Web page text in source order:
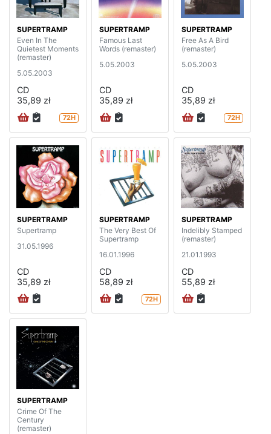
SUPERTRAMP
Even In The
Quietest Moments
(remaster)
5.05.2003
CD
35,89 zł
72H
SUPERTRAMP
Famous Last
Words (remaster)
5.05.2003
CD
35,89 zł
SUPERTRAMP
Free As A Bird
(remaster)
5.05.2003
CD
35,89 zł
72H
SUPERTRAMP
Supertramp
31.05.1996
CD
35,89 zł
SUPERTRAMP
The Very Best Of
Supertramp
16.01.1996
CD
58,89 zł
72H
SUPERTRAMP
Indelibly Stamped
(remaster)
21.01.1993
CD
55,89 zł
SUPERTRAMP
Crime Of The
Century
(remaster)